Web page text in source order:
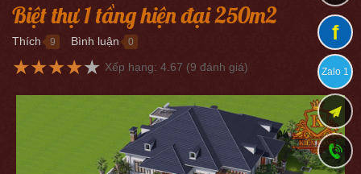
Biệt thự 1 tầng hiện đại 250m2
Thích 9 Bình luận 0
★★★★★ Xếp hạng: 4.67 (9 đánh giá)
f
Zalo 1